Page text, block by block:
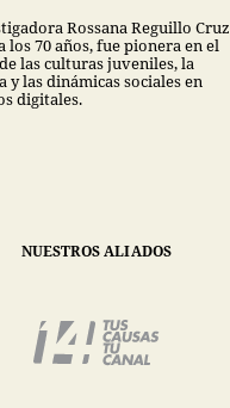
Rossana Reguillo Cruz
los 70 años, fue pionera en el
las culturas juveniles, la
y las dinámicas sociales en
digitales.
NUESTROS ALIADOS